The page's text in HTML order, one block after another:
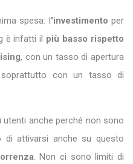
spesa: l'investimento per
è infatti il più basso rispetto
, con un tasso di apertura
con un tasso di
utenti anche perché non sono
di attivarsi anche su questo
. Non ci sono limiti di